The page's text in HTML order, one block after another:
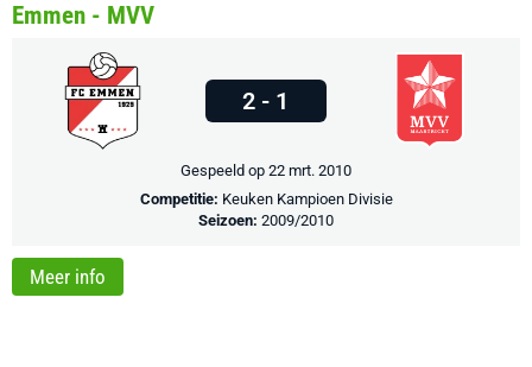
Emmen - MVV
2 - 1
Gespeeld op 22 mrt. 2010
Competitie: Keuken Kampioen Divisie
Seizoen: 2009/2010
Meer info